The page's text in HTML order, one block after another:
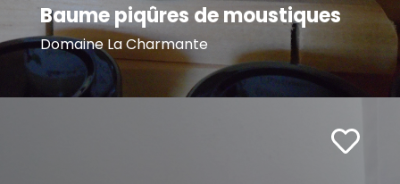
Baume piqûres de moustiques
Domaine La Charmante